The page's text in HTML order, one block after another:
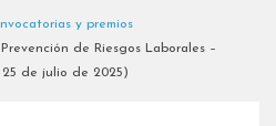
y premios
de Riesgos Laborales –
de julio de 2025)